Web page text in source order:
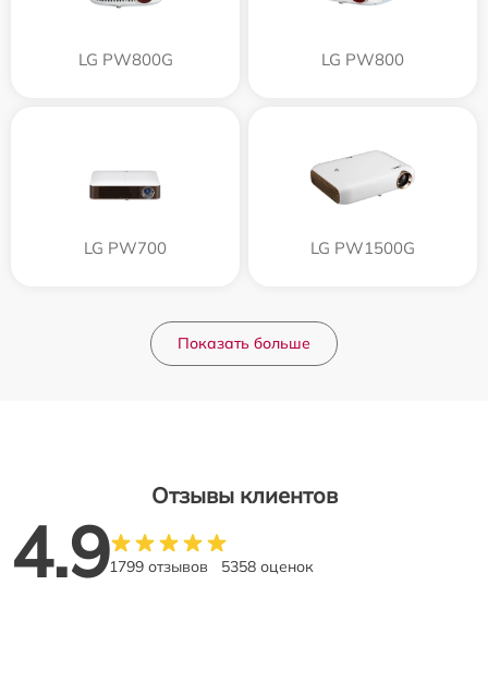
LG PW800G LG PW800
LG PW700 LG PW1500G
Показать больше
Отзывы клиентов
4.91799 отзывов 5358 оценок